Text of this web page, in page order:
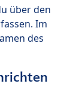
über den
Im
des